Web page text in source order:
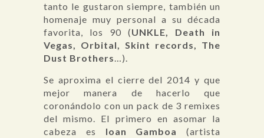
tanto le gustaron siempre, también un
homenaje muy personal a su década
favorita, los 90 (UNKLE, Death in
Vegas, Orbital, Skint records, The
Dust Brothers…).
Se aproxima el cierre del 2014 y que
mejor manera de hacerlo que
coronándolo con un pack de 3 remixes
del mismo. El primero en asomar la
cabeza es Ioan Gamboa
(artista